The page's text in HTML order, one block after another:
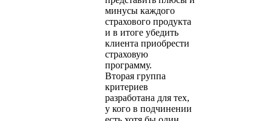
минусы каждого
страхового продукта
и в итоге убедить
клиента приобрести
страховую
программу.
Вторая группа
критериев
разработана для тех,
у кого в подчинении